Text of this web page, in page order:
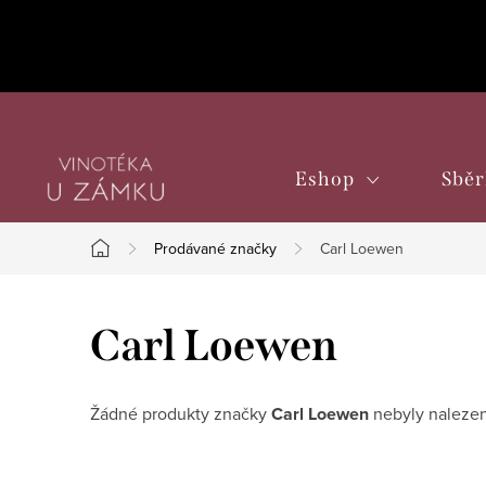
Eshop
Domů
Prodávané značky Carl Loewen
Carl Loewen
Žádné produkty značkyCarl Loewen nebyly